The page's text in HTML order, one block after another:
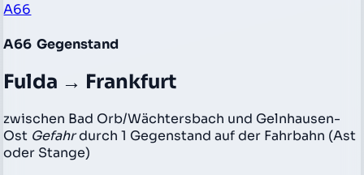
A66
A66 Gegenstand
Fulda → Frankfurt
zwischen Bad Orb/Wächtersbach und Gelnhausen-
Ost Gefahrdurch 1 Gegenstand auf der Fahrbahn (Ast
oder Stange)